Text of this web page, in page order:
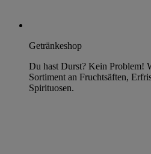
Getränkeshop
Du hast Durst? Kein Problem!
Sortiment an Fruchtsäften,
Spirituosen.